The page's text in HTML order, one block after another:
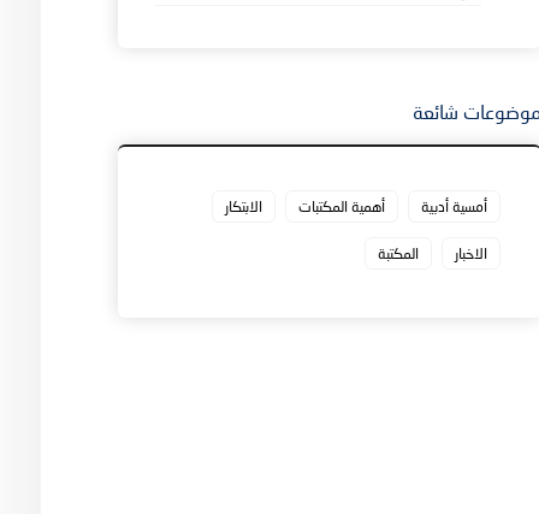
شائعة
أمسية أدبية أهمية المكتبات الابتكار
الاخبار المكتبة